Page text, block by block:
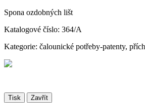
Spona ozdobných lišt
Katalogové číslo: 364/A
Kategorie: čalounické potřeby-patenty,